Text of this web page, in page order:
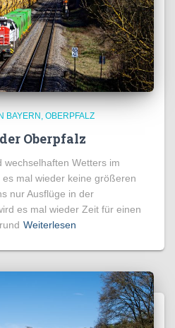
BAYERN OBERPFALZ
Oberpfalz
Wetters im
mal wieder keine größeren
nur Ausflüge in der
es mal wieder Zeit für einen
Weiterlesen